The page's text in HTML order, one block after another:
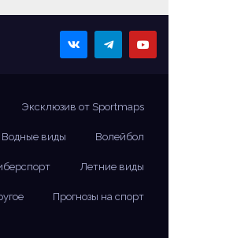
Эксклюзив от Sportmaps
Водные виды Волейбол
Летние виды
Прогнозы на спорт